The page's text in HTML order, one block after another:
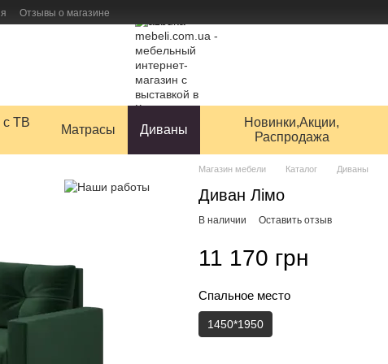
Отзывы о магазине
ТВ
Матрасы Диваны
Новинки,Акции,
Распродажа
Магазин мебели Каталог Диваны
Диван Лімо
В наличии Оставить отзыв
11 170 грн
Cпальное место
1450*1950